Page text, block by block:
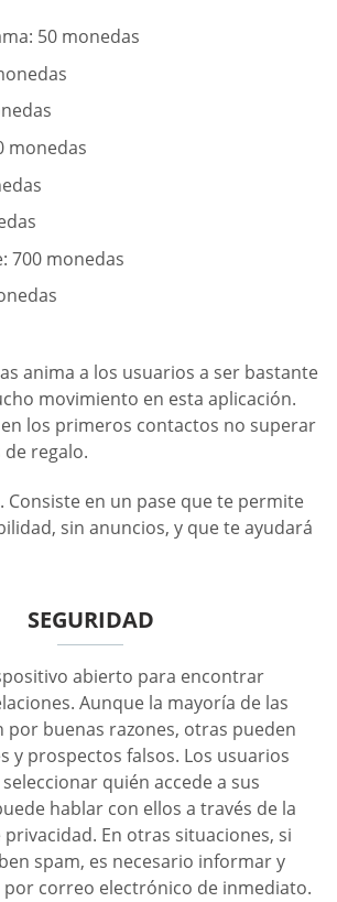
50 monedas
monedas
700 monedas
anima a los usuarios a ser bastante
movimiento en esta aplicación.
los primeros contactos no superar
de regalo.
Consiste en un pase que te permite
sin anuncios, y que te ayudará
SEGURIDAD
abierto para encontrar
Aunque la mayoría de las
por buenas razones, otras pueden
y prospectos falsos. Los usuarios
quién accede a sus
hablar con ellos a través de la
En otras situaciones, si
spam, es necesario informar y
por correo electrónico de inmediato.